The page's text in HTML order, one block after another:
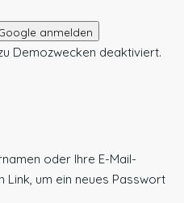
anmelden
Demozwecken deaktiviert.
oder Ihre E-Mail-
Link, um ein neues Passwort